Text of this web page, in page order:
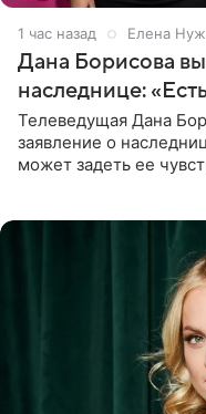
1 час назад Елена
Дана Борисова
наследнице:
Телеведущая Дана
заявление о
может задеть ее